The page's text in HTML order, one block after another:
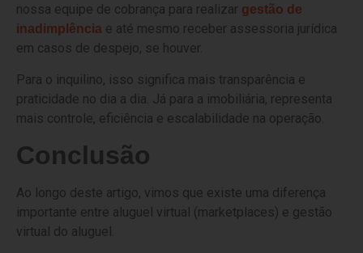
nossa equipe de cobrança para realizar gestão de
inadimplência e até mesmo receber assessoria jurídica
em casos de despejo, se houver.
Para o inquilino, isso significa mais transparência e
praticidade no dia a dia. Já para a imobiliária, representa
mais controle, eficiência e escalabilidade na operação.
Conclusão
Ao longo deste artigo, vimos que existe uma diferença
importante entre aluguel virtual (marketplaces) e gestão
virtual do aluguel.